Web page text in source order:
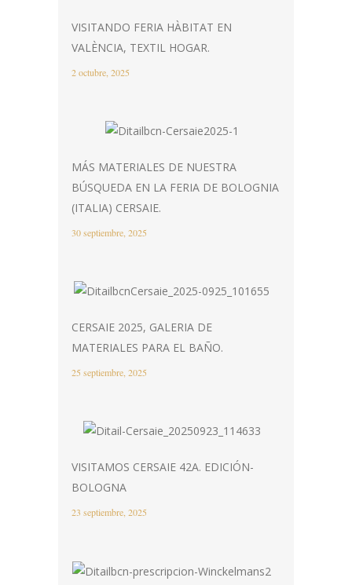
VISITANDO FERIA HÀBITAT EN
VALÈNCIA, TEXTIL HOGAR.
2 octubre, 2025
MÁS MATERIALES DE NUESTRA
BÚSQUEDA EN LA FERIA DE BOLOGNIA
(ITALIA) CERSAIE.
30 septiembre, 2025
CERSAIE 2025, GALERIA DE
MATERIALES PARA EL BAÑO.
25 septiembre, 2025
VISITAMOS CERSAIE 42A. EDICIÓN-
BOLOGNA
23 septiembre, 2025